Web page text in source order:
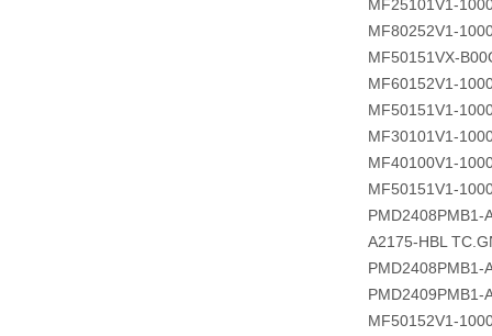
MF25101V1-
MF80252V1-
MF50151VX-
MF60152V1-
MF50151V1-
MF30101V1-
MF40100V1-
MF50151V1-
PMD2408PMB1-
A2175-HBL
PMD2408PMB1-
PMD2409PMB1-
MF50152V1-